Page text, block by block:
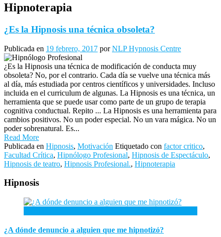
Hipnoterapia
¿Es la Hipnosis una técnica obsoleta?
Publicada en 19 febrero, 2017 porNLP Hypnosis Centre
¿Es la Hipnosis una técnica de modificación de conducta muy
obsoleta? No, por el contrario. Cada día se vuelve una técnica más
al día, más estudiada por centros científicos y universidades. Incluso
incluida en el curriculum de algunas. La Hipnosis es una técnica, un
herramienta que se puede usar como parte de un grupo de terapia
cognitiva conductual. Repito ... La Hipnosis es una herramienta para
cambios positivos. No un poder especial. No un vara mágica. No un
poder sobrenatural. Es...
Read More
Publicada en Hipnosis, Motivación Etiquetado con factor critico,
Facultad Crítica, Hipnólogo Profesional, Hipnosis de Espectáculo,
Hipnosis de teatro, Hipnosis Profesional., Hipnoterapia
Hipnosis
¿A dónde denuncio a alguien que me hipnotizó?